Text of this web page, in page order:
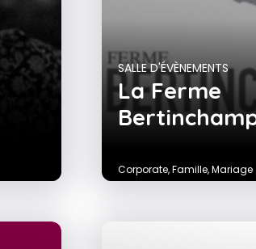
SALLE D'ÉVÈNEMENTS
La Ferme
Corporate,Famille,Mariage